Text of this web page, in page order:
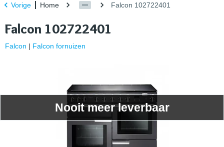
Vorige Home Falcon 102722401
Falcon 102722401
Falcon | Falcon fornuizen
Nooit meer leverbaar